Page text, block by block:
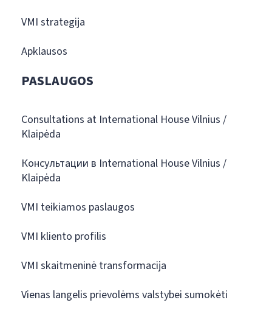
VMI strategija
Apklausos
PASLAUGOS
Consultations at International House Vilnius /
Klaipėda
Консультации в International House Vilnius /
Klaipėda
VMI teikiamos paslaugos
VMI kliento profilis
VMI skaitmeninė transformacija
Vienas langelis prievolėms valstybei sumokėti